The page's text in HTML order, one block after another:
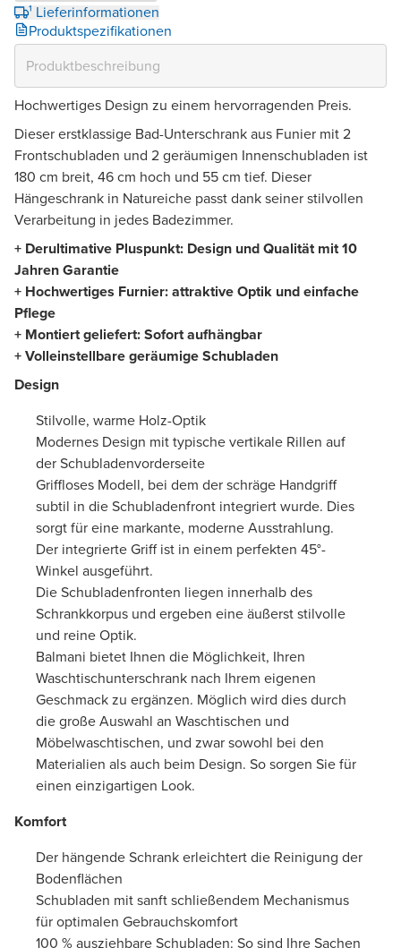
¹ Lieferinformationen
Produktspezifikationen
Hochwertiges Design zu einem hervorragenden Preis.
Dieser erstklassige Bad-Unterschrank aus Funier mit 2
Frontschubladen und 2 geräumigen Innenschubladen ist
180 cm breit, 46 cm hoch und 55 cm tief. Dieser
Hängeschrank in Natureiche passt dank seiner stilvollen
Verarbeitung in jedes Badezimmer.
+ Derultimative Pluspunkt: Design und Qualität mit 10
Jahren Garantie
+ Hochwertiges Furnier:attraktive Optik und einfache
Pflege
+ Montiert geliefert: Sofort aufhängbar
+ Volleinstellbare geräumige Schubladen
Design
Stilvolle, warme Holz-Optik
Modernes Design mit typische vertikale Rillen auf
der Schubladenvorderseite
Griffloses Modell, bei dem der schräge Handgriff
subtil in die Schubladenfront integriert wurde. Dies
sorgt für eine markante, moderne Ausstrahlung.
Der integrierte Griff ist in einem perfekten 45°-
Winkel ausgeführt.
Die Schubladenfronten liegen innerhalb des
Schrankkorpus und ergeben eine äußerst stilvolle
und reine Optik.
Balmani bietet Ihnen die Möglichkeit, Ihren
Waschtischunterschrank nach Ihrem eigenen
Geschmack zu ergänzen. Möglich wird dies durch
die große Auswahl an Waschtischen und
Möbelwaschtischen, und zwar sowohl bei den
Materialien als auch beim Design. So sorgen Sie für
einen einzigartigen Look.
Komfort
Der hängende Schrank erleichtert die Reinigung der
Bodenflächen
Schubladen mit sanft schließendem Mechanismus
für optimalen Gebrauchskomfort
100 % ausziehbare Schubladen: So sind Ihre Sachen